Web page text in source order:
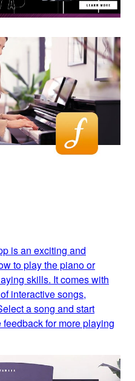
is an exciting and
to play the piano or
skills. It comes with
interactive songs,
a song and start
for more playing